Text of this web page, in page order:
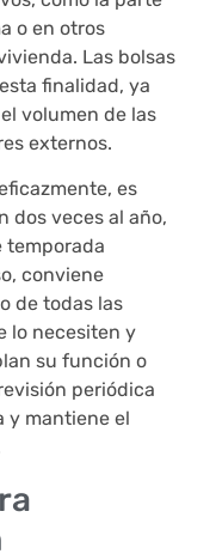
o en otros
Las bolsas
finalidad, ya
volumen de las
externos.
es
dos veces al año,
temporada
conviene
de todas las
lo necesiten y
su función o
periódica
y mantiene el